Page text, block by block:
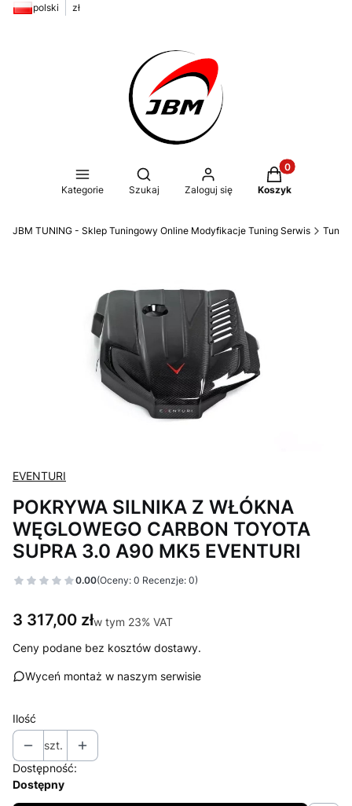
polski zł
Kategorie
Otwórz wyszukiwarkę
Szukaj Zaloguj się
Produkty w
Koszyk
JBM TUNING - Sklep Tuningowy Online Modyfikacje Tuning Serwis
EVENTURI
POKRYWA SILNIKA Z WŁÓKNA
WĘGLOWEGO CARBON TOYOTA
SUPRA 3.0 A90 MK5 EVENTURI
0.00(Oceny: 0 Recenzje: 0)
Cena
3 317,00 złw tym 23% VAT
w tym 23% VAT
Ceny podane bez kosztów dostawy.
Wyceń montaż w naszym serwisie
Ilość
szt.
Dostępność:
Dostępny